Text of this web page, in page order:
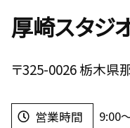
厚崎スタジ
〒325-0026 栃木県
営業時間 9:00